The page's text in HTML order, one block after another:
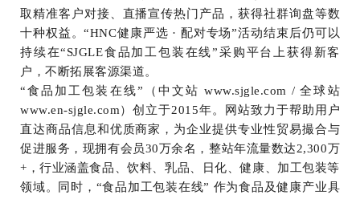
取精准客户对接、直播宣传热门产品，获得社群询盘等数
十种权益。“HNC健康严选 · 配对专场”活动结束后仍可以
持续在“SJGLE食品加工包装在线”采购平台上获得新客
户，不断拓展客源渠道。
“食品加工包装在线”（中文站 www.sjgle.com / 全球站
www.en-sjgle.com）创立于2015年。网站致力于帮助用户
直达商品信息和优质商家，为企业提供专业性贸易撮合与
促进服务，现拥有会员30万余名，整站年流量数达2,300万
+，行业涵盖食品、饮料、乳品、日化、健康、加工包装等
领域。同时，“食品加工包装在线” 作为食品及健康产业具